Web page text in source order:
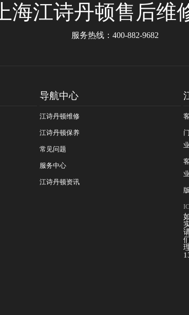
海江诗丹顿售后维
服务热线： 400-882-9682
导航中心
江诗丹顿维修
江诗丹顿保养
常见问题
服务中心
江诗丹顿资讯